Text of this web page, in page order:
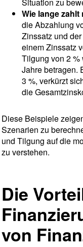
Wie lange zahlt
die Abzahlung
Zinssatz und
einem Zinssatz
Tilgung von 2 %
Jahre betragen.
3 %, verkürzt
die
Diese Beispiele
Szenarien zu
und Tilgung auf die
zu verstehen.
Die
von